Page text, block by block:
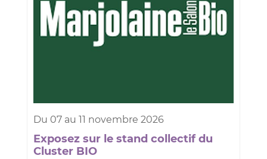
Du 07 au 11 novembre 2026
Exposez sur le stand collectif du
Cluster BIO